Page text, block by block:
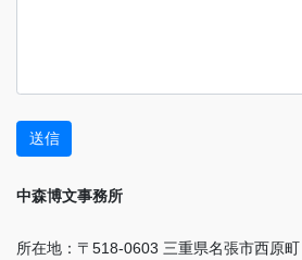
中森博文事務所
所在地：〒518-0603 三重県名張市西原町